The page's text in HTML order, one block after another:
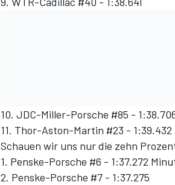
10. JDC-Miller-Porsche #85 -
11. Thor-Aston-Martin #23 - 1:39.432
Schauen wir uns nur die zehn
1. Penske-Porsche #6 - 1:37.272
2. Penske-Porsche #7 - 1:37.275